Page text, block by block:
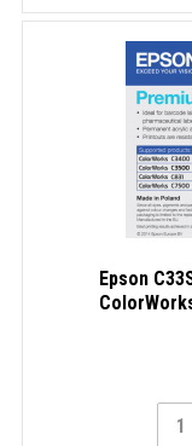
Epson